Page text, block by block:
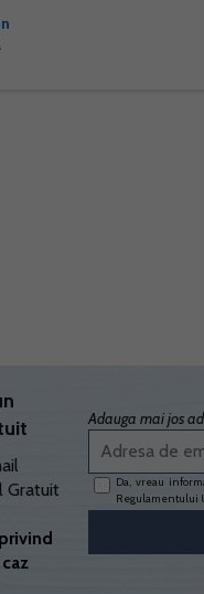
Gratuit
Adauga mai jos
Da, vreau
Regulamentului